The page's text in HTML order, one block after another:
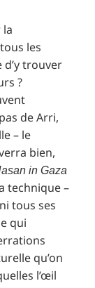
la
les
trouver
?
de Arri,
– le
bien,
in Gaza
technique –
tous ses
qui
qu’on
l’œil